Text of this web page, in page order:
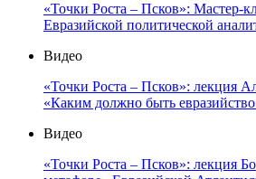
«Точки Роста – Псков»: Мастер-
Евразийской политической
Видео
«Точки Роста – Псков»: лекция
«Каким должно быть
Видео
«Точки Роста – Псков»: лекция